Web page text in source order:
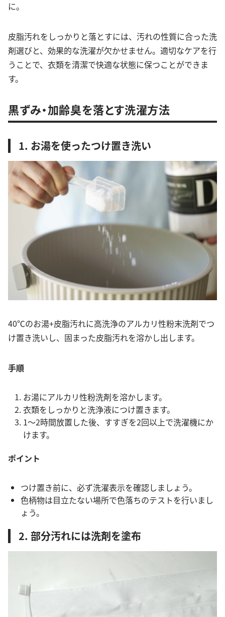
に。
皮脂汚れをしっかりと落とすには、汚れの性質に合った洗
剤選びと、効果的な洗濯が欠かせません。適切なケアを行
うことで、衣類を清潔で快適な状態に保つことができま
す。
黒ずみ・加齢臭を落とす洗濯方法
1. お湯を使ったつけ置き洗い
40℃のお湯+皮脂汚れに高洗浄のアルカリ性粉末洗剤でつ
け置き洗いし、固まった皮脂汚れを溶かし出します。
手順
お湯にアルカリ性粉洗剤を溶かします。
衣類をしっかりと洗浄液につけ置きます。
1～2時間放置した後、すすぎを2回以上で洗濯機にか
けます。
ポイント
つけ置き前に、必ず洗濯表示を確認しましょう。
色柄物は目立たない場所で色落ちのテストを行いまし
ょう。
2. 部分汚れには洗剤を塗布